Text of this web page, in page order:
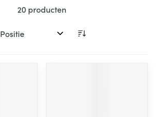
20 producten
Sorteer op: